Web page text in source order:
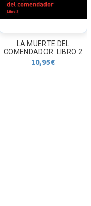
LA MUERTE DEL
COMENDADOR. LIBRO 2
10,95€